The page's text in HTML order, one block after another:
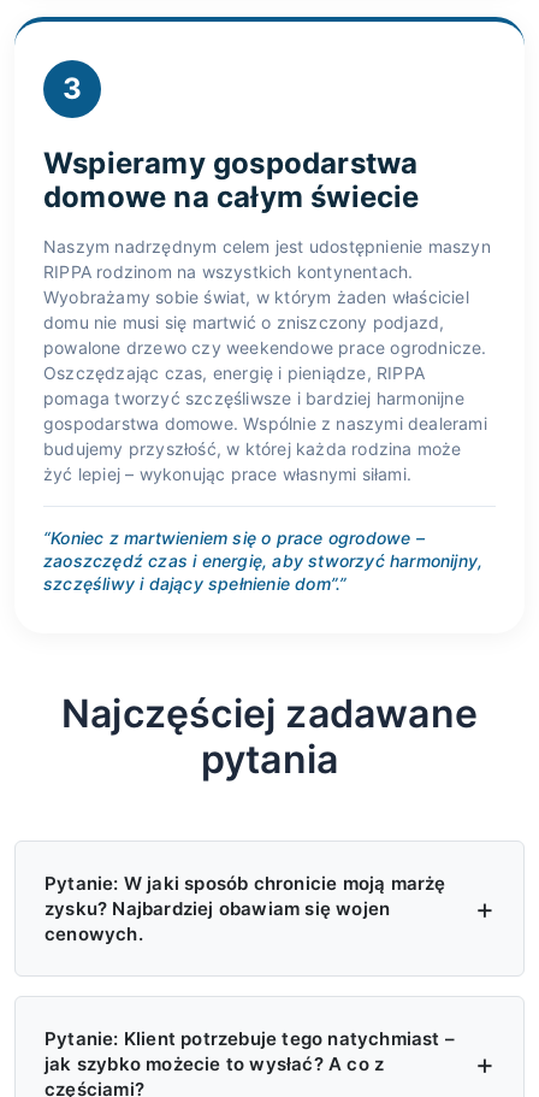
3
Wspieramy gospodarstwa
domowe na całym świecie
Naszym nadrzędnym celem jest udostępnienie maszyn
RIPPA rodzinom na wszystkich kontynentach.
Wyobrażamy sobie świat, w którym żaden właściciel
domu nie musi się martwić o zniszczony podjazd,
powalone drzewo czy weekendowe prace ogrodnicze.
Oszczędzając czas, energię i pieniądze, RIPPA
pomaga tworzyć szczęśliwsze i bardziej harmonijne
gospodarstwa domowe. Wspólnie z naszymi dealerami
budujemy przyszłość, w której każda rodzina może
żyć lepiej – wykonując prace własnymi siłami.
“Koniec z martwieniem się o prace ogrodowe –
zaoszczędź czas i energię, aby stworzyć harmonijny,
szczęśliwy i dający spełnienie dom”.”
Najczęściej zadawane
pytania
Pytanie: W jaki sposób chronicie moją marżę
zysku? Najbardziej obawiam się wojen
cenowych.
O: Cztery poziomy ochrony — (1)
Egzekwowanie cen MAP/MSRP, zakaz
oferowania cen niższych od tych; (2)
Pytanie: Klient potrzebuje tego natychmiast –
jak szybko możecie to wysłać? A co z
częściami?